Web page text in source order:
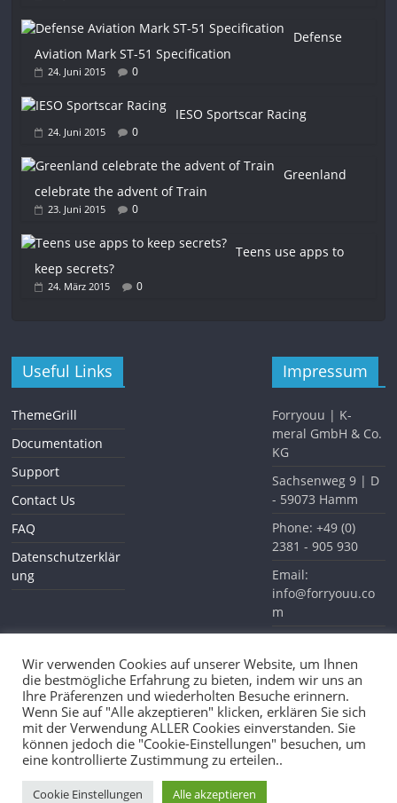
Defense
Aviation Mark ST-51 Specification
24. Juni 2015 0
IESO Sportscar Racing
24. Juni 2015 0
Greenland
celebrate the advent of Train
23. Juni 2015 0
Teens use apps to
keep secrets?
24. März 2015 0
Useful Links
ThemeGrill
Documentation
Support
Contact Us
FAQ
Datenschutzerklär
ung
Impressum
Forryouu | K-
meral GmbH & Co.
KG
Sachsenweg 9 | D
- 59073 Hamm
Phone: +49 (0)
2381 - 905 930
Email:
info@forryouu.co
m
www.forryouu.com
Waldhaus Möhnesee
Copyright © 2026Forryouu. All rights reserved.
Theme: ColorMag Pro byThemeGrill. Powered by
Wir verwenden Cookies auf unserer Website, um Ihnen
die bestmögliche Erfahrung zu bieten, indem wir uns an
Ihre Präferenzen und wiederholten Besuche erinnern.
Wenn Sie auf "Alle akzeptieren" klicken, erklären Sie sich
mit der Verwendung ALLER Cookies einverstanden. Sie
können jedoch die "Cookie-Einstellungen" besuchen, um
eine kontrollierte Zustimmung zu erteilen..
Cookie Einstellungen Alle akzeptieren